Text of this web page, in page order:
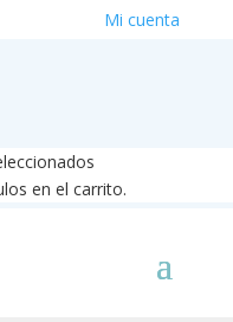
Mi cuenta
en el carrito.